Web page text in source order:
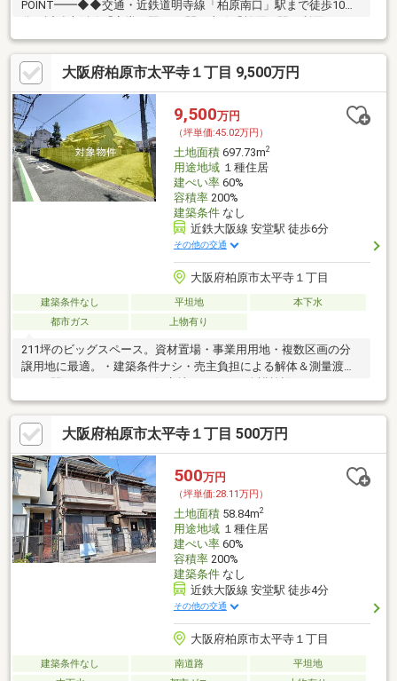
POINT━━◆◆交通・近鉄道明寺線「柏原南口」駅まで徒歩10
能！・各主要駅へのアクセス良好な立地。◆南側幅員約4.7mの道
路に、約6.5m接道しています。◆周辺環境・梅が園善徳保公園ま
で徒歩5分(約400m)・藤井寺市立道明寺東小学校まで徒歩7分(約
550m)・サンディ土師の里店まで徒歩9分(約650m)
大阪府柏原市太平寺１丁目 9,500万円
9,500万円
（坪単価:45.02万円）
土地面積697.73m2
用途地域１種住居
建ぺい率60%
容積率200%
建築条件なし
近鉄大阪線 安堂駅 徒歩6分
その他の交通
大阪府柏原市太平寺１丁目
建築条件なし 平坦地
本下水
都市ガス
上物有り
211坪のビッグスペース。資材置場・事業用用地・複数区画の分
譲用地に最適。・建築条件ナシ・売主負担による解体＆測量渡
でしょうか？？
大阪府柏原市太平寺１丁目 500万円
500万円
（坪単価:28.11万円）
土地面積58.84m2
用途地域１種住居
建ぺい率60%
容積率200%
建築条件なし
近鉄大阪線 安堂駅 徒歩4分
その他の交通
大阪府柏原市太平寺１丁目
建築条件なし 南道路
平坦地